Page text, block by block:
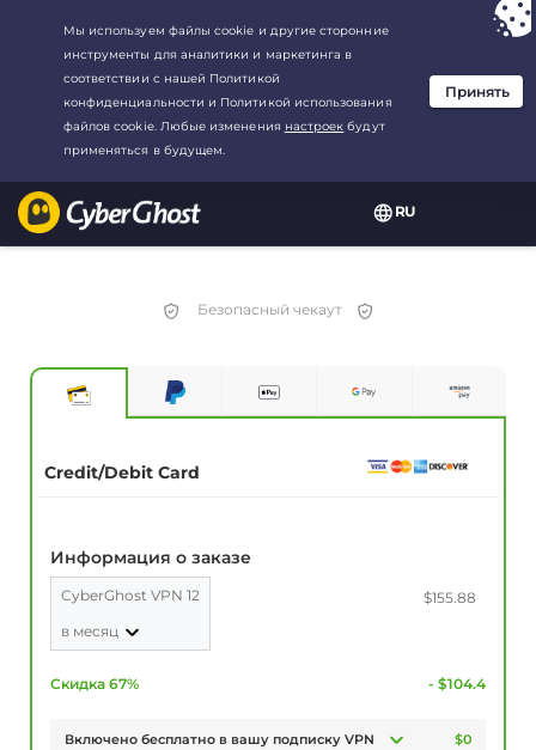
RU
Ваш выбор:Лучшая сделкадля3.3333333333333-год at$
месяц
Безопасный чекаут
Credit/Debit Card
Информация о заказе
CyberGhost VPN 12
в месяц
$155.88
Скидка 67% - $104.4
Включено бесплатно в вашу подписку VPN $0